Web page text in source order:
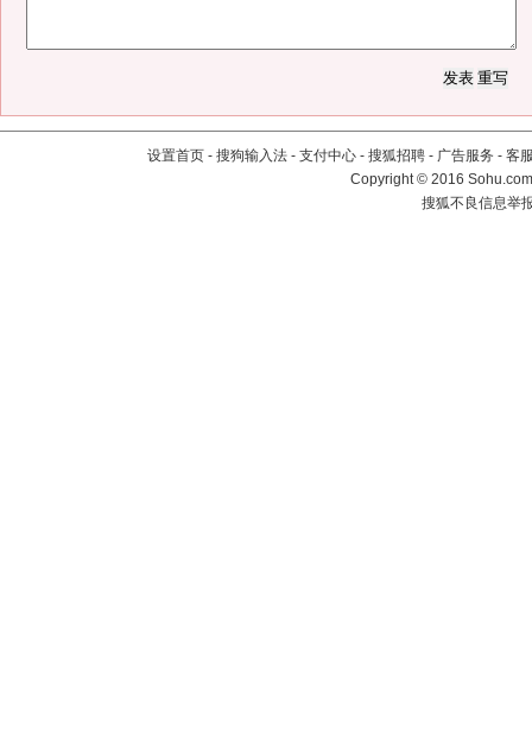
设置首页 - 搜狗输入法 - 支付中心 - 搜狐招聘 - 广告服务 - 客
Copyright©2016
搜狐不良信息举